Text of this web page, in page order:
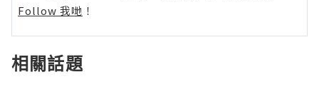
Follow 我哋 ！
相關話題